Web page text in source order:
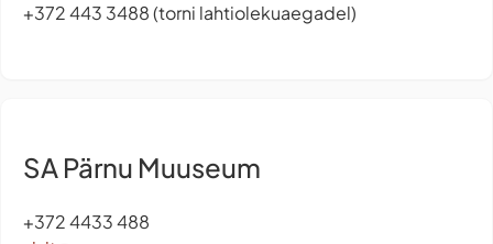
+372 443 3488 (torni lahtiolekuaegadel)
SA Pärnu Muuseum
+372 4433 488